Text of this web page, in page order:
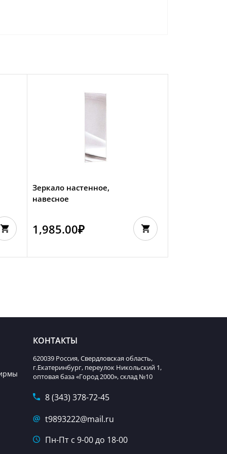
Зеркало настенное,
навесное
1,985.00₽
КОНТАКТЫ
620039 Россия, Свердловская область,
г.Екатеринбург, переулок Никольский 1,
оптовая база «Город 2000», склад №10
8 (343) 378-72-45
t9893222@mail.ru
Пн-Пт с 9-00 до 18-00